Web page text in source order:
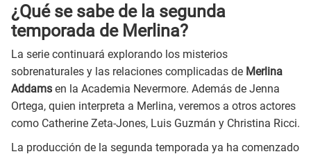
¿Qué se sabe de la segunda
temporada de Merlina?
La serie continuará explorando los misterios
sobrenaturales y las relaciones complicadas de Merlina
Addams en la Academia Nevermore. Además de Jenna
Ortega, quien interpreta a Merlina, veremos a otros actores
como Catherine Zeta-Jones, Luis Guzmán y Christina Ricci.
La producción de la segunda temporada ya ha comenzado